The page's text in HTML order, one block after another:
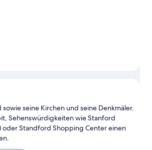
seine Kirchen und seine Denkmäler.
Sehenswürdigkeiten wie Stanford
oder Standford Shopping Center einen